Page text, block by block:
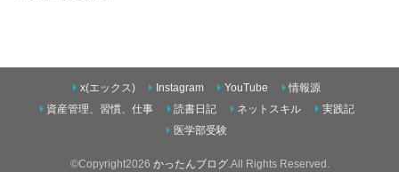
x(エックス) Instagram YouTube
情報源
資産管理、習慣、仕事
読書日記 ネットスキル
実践記
医学部受験
©Copyright2026 かったんブログ.All Rights Reserved.